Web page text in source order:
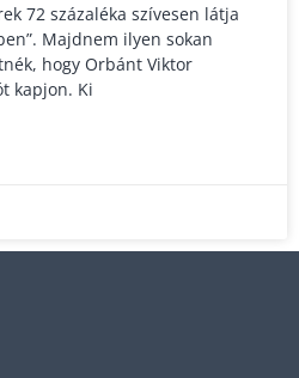
72 százaléka szívesen látja
Majdnem ilyen sokan
hogy Orbánt Viktor
kapjon. Ki